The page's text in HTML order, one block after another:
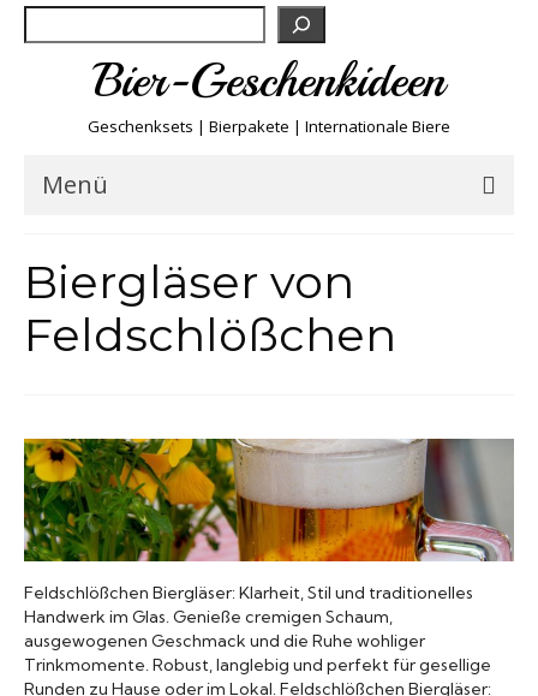
Bier-Geschenkideen
Geschenksets | Bierpakete | Internationale Biere
Menü
Biersorten
Biere A-Z
Biere der Welt
Biergläser
Geschenksets
Biergläser von
Feldschlößchen
Feldschlößchen Biergläser: Klarheit, Stil und traditionelles
Handwerk im Glas. Genieße cremigen Schaum,
ausgewogenen Geschmack und die Ruhe wohliger
Trinkmomente. Robust, langlebig und perfekt für gesellige
Runden zu Hause oder im Lokal. Feldschlößchen Biergläser: